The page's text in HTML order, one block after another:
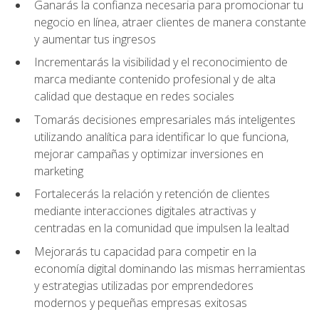
Ganarás la confianza necesaria para promocionar tu
negocio en línea, atraer clientes de manera constante
y aumentar tus ingresos
Incrementarás la visibilidad y el reconocimiento de
marca mediante contenido profesional y de alta
calidad que destaque en redes sociales
Tomarás decisiones empresariales más inteligentes
utilizando analítica para identificar lo que funciona,
mejorar campañas y optimizar inversiones en
marketing
Fortalecerás la relación y retención de clientes
mediante interacciones digitales atractivas y
centradas en la comunidad que impulsen la lealtad
Mejorarás tu capacidad para competir en la
economía digital dominando las mismas herramientas
y estrategias utilizadas por emprendedores
modernos y pequeñas empresas exitosas